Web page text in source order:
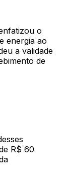
o
energia ao
a validade
de
R$ 60